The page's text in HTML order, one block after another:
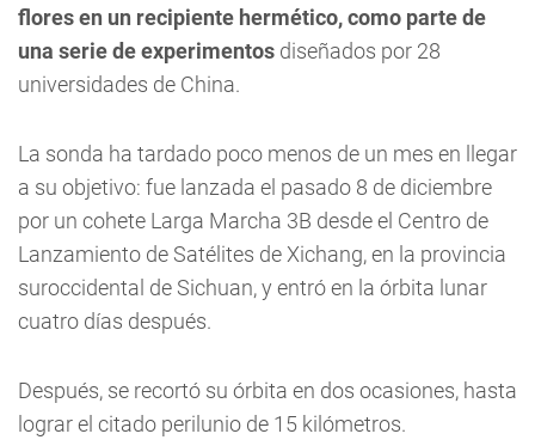
flores en un recipiente hermético, como parte de
una serie de experimentos diseñados por 28
universidades de China.
La sonda ha tardado poco menos de un mes en llegar
a su objetivo: fue lanzada el pasado 8 de diciembre
por un cohete Larga Marcha 3B desde el Centro de
Lanzamiento de Satélites de Xichang, en la provincia
suroccidental de Sichuan, y entró en la órbita lunar
cuatro días después.
Después, se recortó su órbita en dos ocasiones, hasta
lograr el citado perilunio de 15 kilómetros.